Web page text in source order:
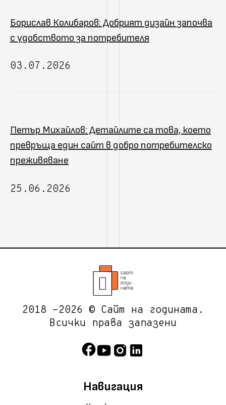
Борислав Колибаров: Добрият дизайн започва
с удобството за потребителя
03.07.2026
Петър Михайлов: Детайлите са това, което
превръща един сайт в добро потребителско
преживяване
25.06.2026
2018 -2026 © Сайт на годината.
Всички права запазени
Навигация